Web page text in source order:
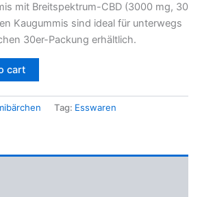
mit Breitspektrum-CBD (3000 mg, 30
Kaugummis sind ideal für unterwegs
30er-Packung erhältlich.
cart
Tag: Esswaren